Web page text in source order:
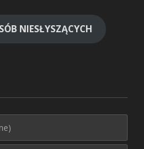
NIESŁYSZĄCYCH